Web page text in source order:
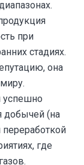
при
стадиях.
она
успешно
добычей (на
где